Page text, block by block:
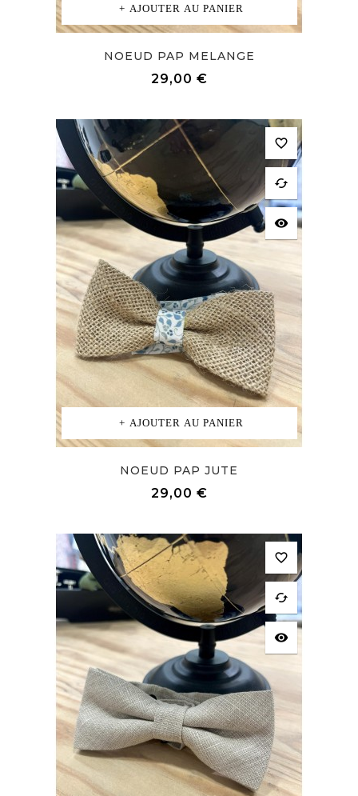
AJOUTER AU PANIER
NOEUD PAP MELANGE
29,00 €Prix
AJOUTER AU PANIER
favorite_border
cached
visibility
NOEUD PAP JUTE
29,00 €Prix
favorite_border
cached
visibility